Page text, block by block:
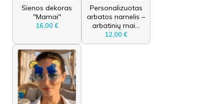
Sienos dekoras
"Mamai"
16,00 €
Personalizuotas
arbatos namelis –
arbatinių mai...
12,00 €